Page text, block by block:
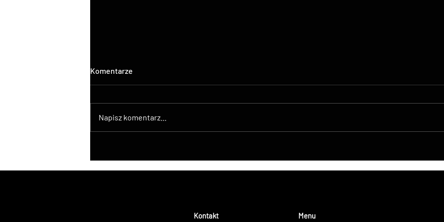
natywną integrację ATAK z
dronami DJI
Update: Microsoft Single
Sign-In, Enhanced
Komentarze
Napisz komentarz...
Kontakt Menu